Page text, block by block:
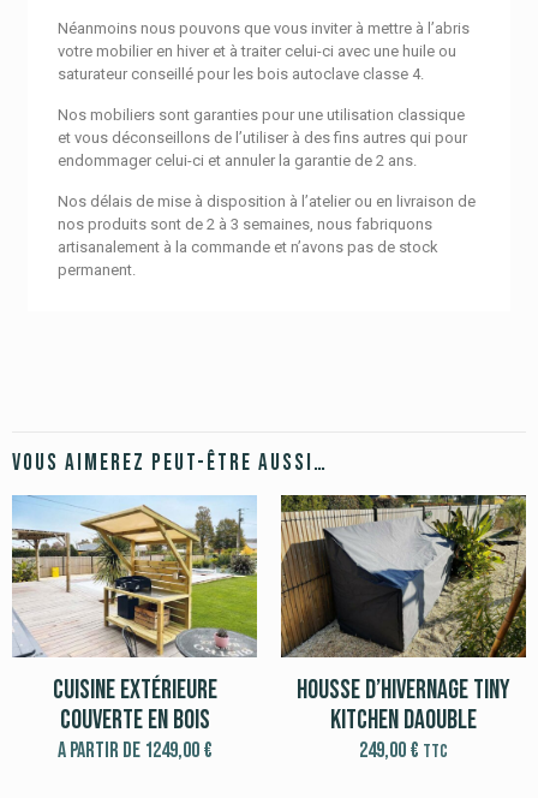
Néanmoins nous pouvons que vous inviter à mettre à l’abris
votre mobilier en hiver et à traiter celui-ci avec une huile ou
saturateur conseillé pour les bois autoclave classe 4.
Nos mobiliers sont garanties pour une utilisation classique
et vous déconseillons de l’utiliser à des fins autres qui pour
endommager celui-ci et annuler la garantie de 2 ans.
Nos délais de mise à disposition à l’atelier ou en livraison de
nos produits sont de 2 à 3 semaines, nous fabriquons
artisanalement à la commande et n’avons pas de stock
permanent.
Vous aimerez peut-être aussi…
Cuisine extérieure
couverte en bois
A partir de 1249,00€
Housse d’hivernage Tiny
Kitchen Daouble
249,00€ TTC